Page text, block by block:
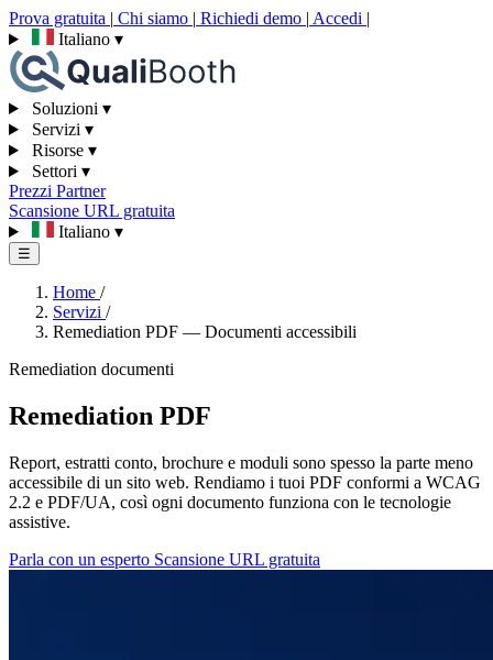
Prova gratuita | Chi siamo | Richiedi demo | Accedi |
Italiano ▾
Soluzioni ▾
Servizi ▾
Risorse ▾
Settori ▾
Prezzi Partner
Scansione URL gratuita
Italiano ▾
☰
Home /
Servizi /
Remediation PDF — Documenti accessibili
Remediation documenti
Remediation PDF
Report, estratti conto, brochure e moduli sono spesso la parte meno
accessibile di un sito web. Rendiamo i tuoi PDF conformi a WCAG
2.2 e PDF/UA, così ogni documento funziona con le tecnologie
assistive.
Parla con un esperto Scansione URL gratuita